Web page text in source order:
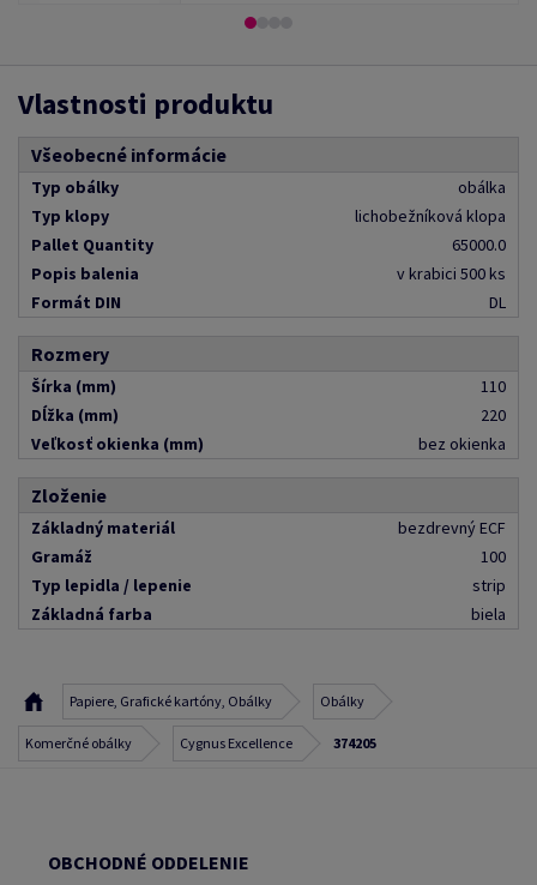
Vlastnosti produktu
Všeobecné informácie
Typ obálky
obálka
Typ klopy
lichobežníková klopa
Pallet Quantity
65000.0
Popis balenia
v krabici 500 ks
Formát DIN
DL
Rozmery
Šírka (mm)
110
Dĺžka (mm)
220
Veľkosť okienka (mm)
bez okienka
Zloženie
Základný materiál
bezdrevný ECF
Gramáž
100
Typ lepidla / lepenie
strip
Základná farba
biela
Papiere, Grafické kartóny, Obálky Obálky
Komerčné obálky Cygnus Excellence 374205
OBCHODNÉ ODDELENIE